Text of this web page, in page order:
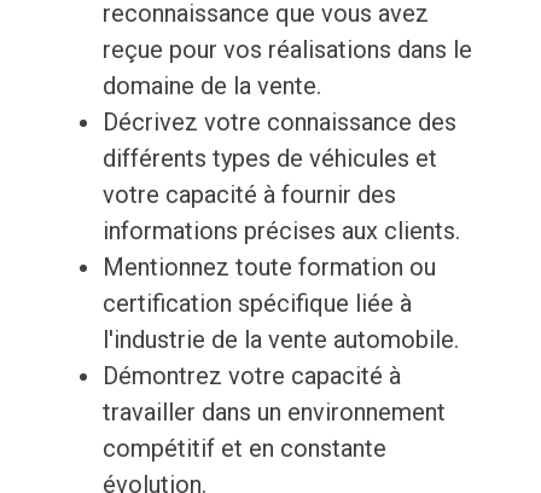
reconnaissance que vous avez
reçue pour vos réalisations dans le
domaine de la vente.
Décrivez votre connaissance des
différents types de véhicules et
votre capacité à fournir des
informations précises aux clients.
Mentionnez toute formation ou
certification spécifique liée à
l'industrie de la vente automobile.
Démontrez votre capacité à
travailler dans un environnement
compétitif et en constante
évolution.